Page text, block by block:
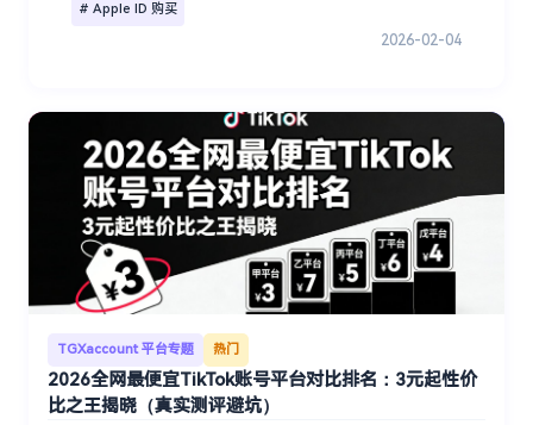
# Apple ID 购买
2026-02-04
TGXaccount 平台专题 热门
2026全网最便宜TikTok账号平台对比排名：3元起性价
比之王揭晓（真实测评避坑）